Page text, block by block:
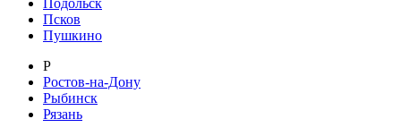
Подольск
Псков
Пушкино
Р
Ростов-на-Дону
Рыбинск
Рязань